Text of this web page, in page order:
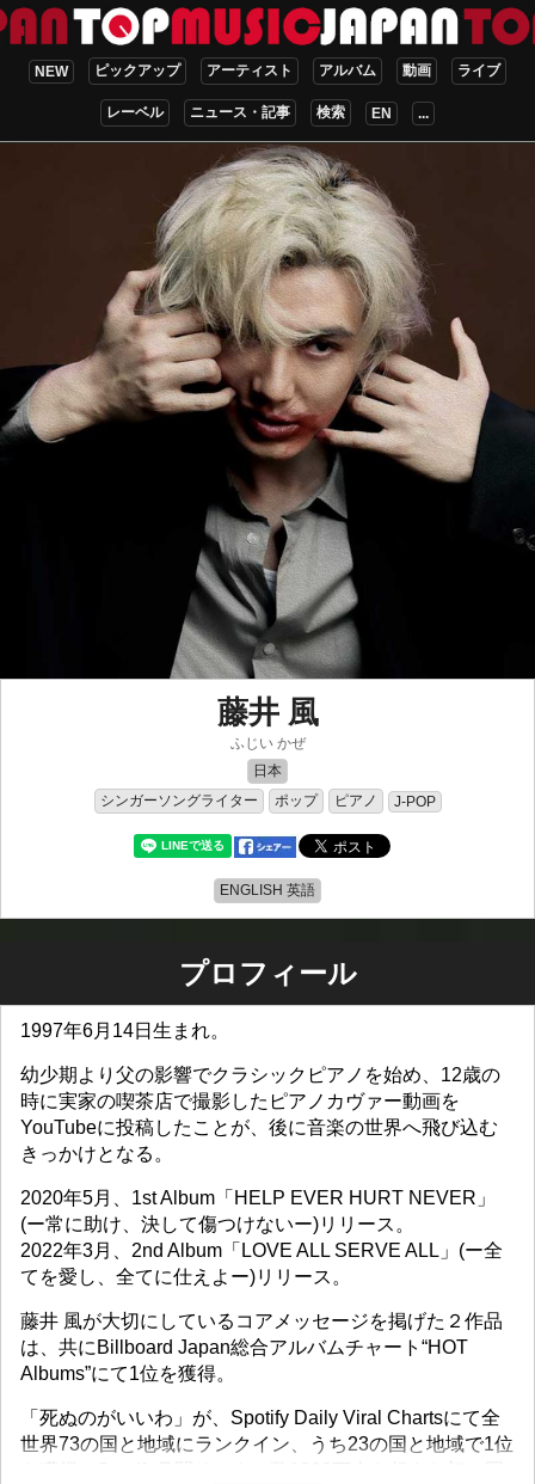
NEW ピックアップ アーティスト アルバム 動画 ライブ
レーベル ニュース・記事 検索 EN ...
藤井 風
ふじい かぜ
日本
シンガーソングライター
ポップ ピアノ J-POP
ENGLISH 英語
プロフィール
1997年6月14日生まれ。
幼少期より父の影響でクラシックピアノを始め、12歳の
時に実家の喫茶店で撮影したピアノカヴァー動画を
YouTubeに投稿したことが、後に音楽の世界へ飛び込む
きっかけとなる。
2020年5月、1st Album「HELP EVER HURT NEVER」
(ー常に助け、決して傷つけないー)リリース。
2022年3月、2nd Album「LOVE ALL SERVE ALL」(ー全
てを愛し、全てに仕えよー)リリース。
藤井 風が大切にしているコアメッセージを掲げた２作品
は、共にBillboard Japan総合アルバムチャート“HOT
Albums”にて1位を獲得。
「死ぬのがいいわ」が、Spotify Daily Viral Chartsにて全
世界73の国と地域にランクイン、うち23の国と地域で1位